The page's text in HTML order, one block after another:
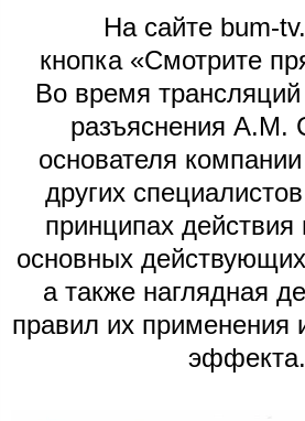
На сайте bum-
кнопка «Смотрите
Во время
разъяснения А.М.
основателя
других
принципах действия
основных
а также наглядная
правил их применения
эффекта.